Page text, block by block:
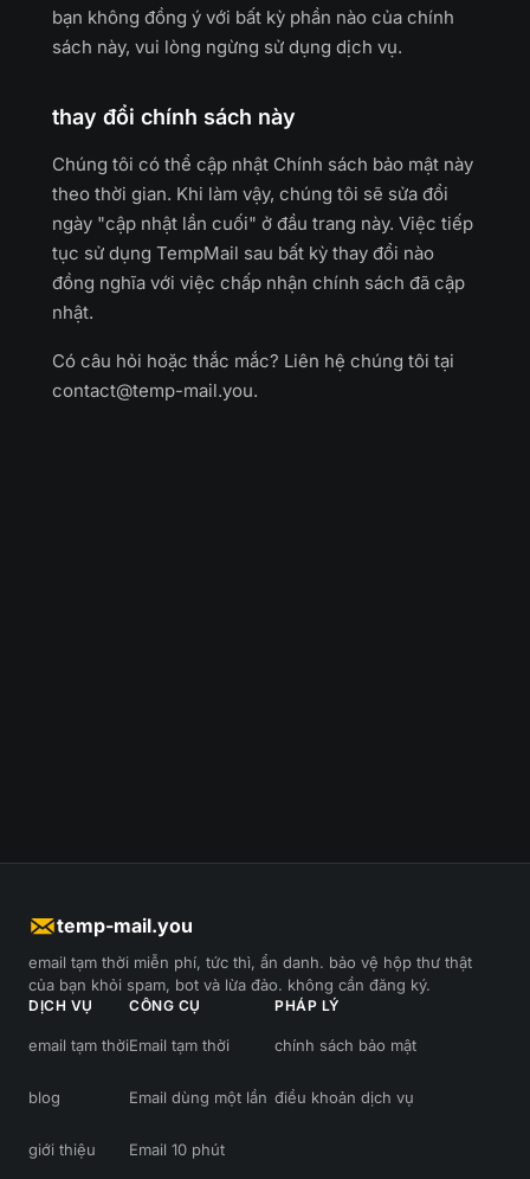
bạn không đồng ý với bất kỳ phần nào của chính
sách này, vui lòng ngừng sử dụng dịch vụ.
thay đổi chính sách này
Chúng tôi có thể cập nhật Chính sách bảo mật này
theo thời gian. Khi làm vậy, chúng tôi sẽ sửa đổi
ngày "cập nhật lần cuối" ở đầu trang này. Việc tiếp
tục sử dụng TempMail sau bất kỳ thay đổi nào
đồng nghĩa với việc chấp nhận chính sách đã cập
nhật.
Có câu hỏi hoặc thắc mắc? Liên hệ chúng tôi tại
contact@temp-mail.you.
temp-mail.you
email tạm thời miễn phí, tức thì, ẩn danh. bảo vệ hộp thư thật
của bạn khỏi spam, bot và lừa đảo. không cần đăng ký.
DỊCH VỤ
email tạm thời
blog
giới thiệu
CÔNG CỤ
Email tạm thời
Email dùng một lần
Email 10 phút
PHÁP LÝ
chính sách bảo mật
điều khoản dịch vụ